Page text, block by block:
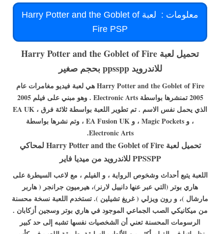
معلومات :
لعبة Harry Potter and the Goblet of
Fire PSP
تحميل لعبة Harry Potter and the Goblet of Fire
للاندرويد ppsspp بحجم صغير
Harry Potter and the Goblet of Fire هي لعبة فيديو مغامرات عام
2005 تمنشرها بواسطة Electronic Arts . وهو مبني على فيلم 2005
الذي يحمل نفس الاسم . تم تطوير اللعبة بواسطة ثلاثة فرق ، EA UK
، و Magic Pockets ، و EA Fusion UK ، وتم نشرها بواسطة
Electronic Arts
.
تحميل لعبة Harry Potter and the Goblet of Fire لمحاكي
PPSSPP للاندرويد من ميديا فاير
اللعبة يتبع أحداث وشخوص الرواية ، و الفيلم ، مع لاعب السيطرة على
هاري بوتر (التي عبر عنها دانييل لارنر)، هيرميون جرانجر ( هاربر
مارشال )، و رون ويزلي ( غريغ تشيلين ). تستخدم اللعبة نسخة محسنة
من ميكانيكي الصب الجماعي الموجود في هاري بوتر وسجين أزكابان .
الرسومات المحسنة تعني أن الشخصيات نفسها تشبه إلى حد كبير